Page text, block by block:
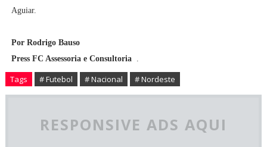
Aguiar.
Por Rodrigo Bauso
Press FC Assessoria e Consultoria.
Tags # Futebol # Nacional # Nordeste
RESPONSIVE ADS AQUI